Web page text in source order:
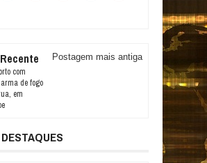
com
de fogo
em
Postagem mais antiga